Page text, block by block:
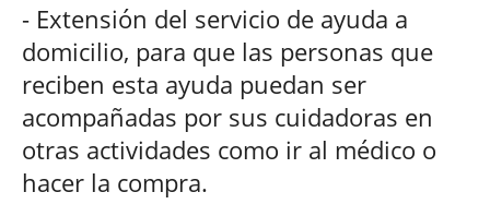
- Extensión del servicio de ayuda a
domicilio, para que las personas que
reciben esta ayuda puedan ser
acompañadas por sus cuidadoras en
otras actividades como ir al médico o
hacer la compra.